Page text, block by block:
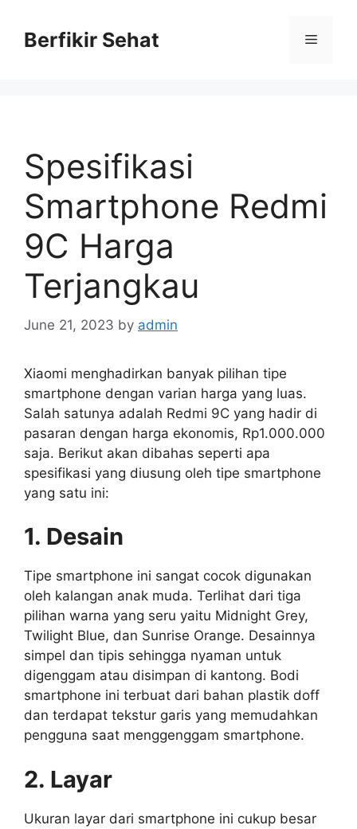
contentBerfikir Sehat Menu
Spesifikasi
Smartphone Redmi
9C Harga
Terjangkau
June 21, 2023 by admin
Xiaomi menghadirkan banyak pilihan tipe
smartphone dengan varian harga yang luas.
Salah satunya adalah Redmi 9C yang hadir di
pasaran dengan harga ekonomis, Rp1.000.000
saja. Berikut akan dibahas seperti apa
spesifikasi yang diusung oleh tipe smartphone
yang satu ini:
1. Desain
Tipe smartphone ini sangat cocok digunakan
oleh kalangan anak muda. Terlihat dari tiga
pilihan warna yang seru yaitu Midnight Grey,
Twilight Blue, dan Sunrise Orange. Desainnya
simpel dan tipis sehingga nyaman untuk
digenggam atau disimpan di kantong. Bodi
smartphone ini terbuat dari bahan plastik doff
dan terdapat tekstur garis yang memudahkan
pengguna saat menggenggam smartphone.
2. Layar
Ukuran layar dari smartphone ini cukup besar